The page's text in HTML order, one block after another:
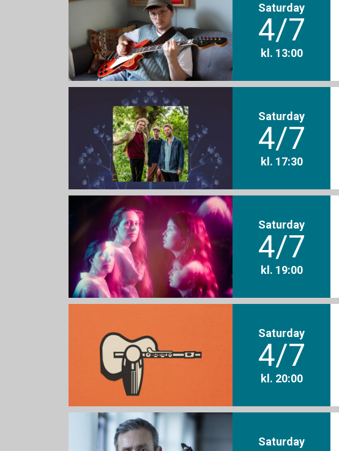
Saturday
4/7
kl. 13:00
Saturday
4/7
kl. 17:30
Saturday
4/7
kl. 19:00
Saturday
4/7
kl. 20:00
Saturday